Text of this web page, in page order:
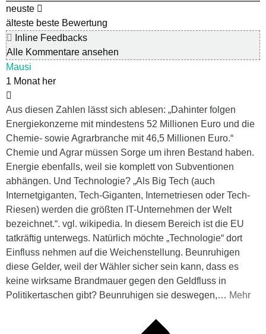
neuste
älteste beste Bewertung
Inline Feedbacks
Alle Kommentare ansehen
Mausi
1 Monat her
Aus diesen Zahlen lässt sich ablesen: „Dahinter folgen
Energiekonzerne mit mindestens 52 Millionen Euro und die
Chemie- sowie Agrarbranche mit 46,5 Millionen Euro.“
Chemie und Agrar müssen Sorge um ihren Bestand haben.
Energie ebenfalls, weil sie komplett von Subventionen
abhängen. Und Technologie? „Als Big Tech (auch
Internetgiganten, Tech-Giganten, Internetriesen oder Tech-
Riesen) werden die größten IT-Unternehmen der Welt
bezeichnet.“. vgl. wikipedia. In diesem Bereich ist die EU
tatkräftig unterwegs. Natürlich möchte „Technologie“ dort
Einfluss nehmen auf die Weichenstellung. Beunruhigen
diese Gelder, weil der Wähler sicher sein kann, dass es
keine wirksame Brandmauer gegen den Geldfluss in
Politikertaschen gibt? Beunruhigen sie deswegen,… Mehr